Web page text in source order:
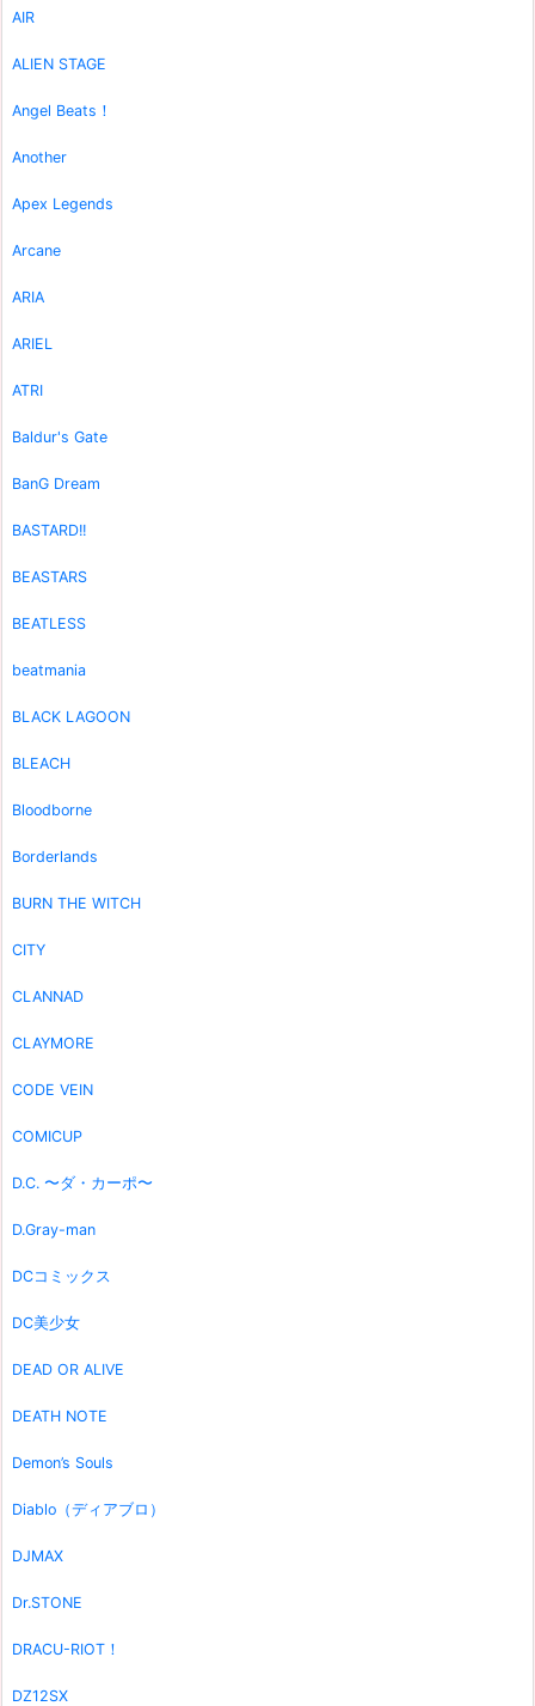
AIR
ALIEN STAGE
Angel Beats！
Another
Apex Legends
Arcane
ARIA
ARIEL
ATRI
Baldur's Gate
BanG Dream
BASTARD!!
BEASTARS
BEATLESS
beatmania
BLACK LAGOON
BLEACH
Bloodborne
Borderlands
BURN THE WITCH
CITY
CLANNAD
CLAYMORE
CODE VEIN
COMICUP
D.C. 〜ダ・カーポ〜
D.Gray-man
DCコミックス
DC美少女
DEAD OR ALIVE
DEATH NOTE
Demon’s Souls
Diablo（ディアブロ）
DJMAX
Dr.STONE
DRACU-RIOT！
DZ12SX